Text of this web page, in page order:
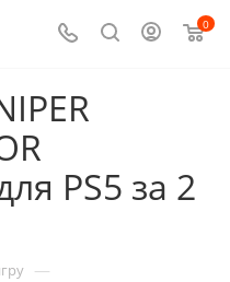
0
PS5 за 2
—